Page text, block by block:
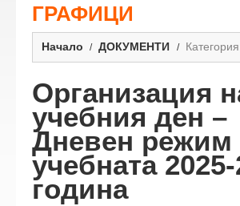
ГРАФИЦИ
Начало ДОКУМЕНТИ
Организация
учебния ден –
Дневен режим
учебната
година